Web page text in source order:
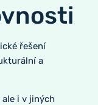
řešení
a
ale i v jiných